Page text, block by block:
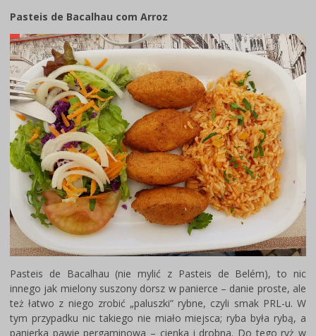
Pasteis de Bacalhau com Arroz
Pasteis de Bacalhau (nie mylić z Pasteis de Belém), to nic
innego jak mielony suszony dorsz w panierce – danie proste, ale
też łatwo z niego zrobić „paluszki” rybne, czyli smak PRL-u. W
tym przypadku nic takiego nie miało miejsca; ryba była rybą, a
panierka pawie pergaminowa – cienka i drobna. Do tego ryż w